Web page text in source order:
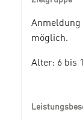
möglich.
Alter: 6 bis